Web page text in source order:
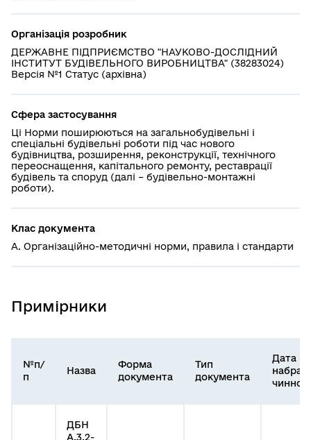
Організація розробник
ДЕРЖАВНЕ ПІДПРИЄМСТВО "НАУКОВО-ДОСЛІДНИЙ
ІНСТИТУТ БУДІВЕЛЬНОГО ВИРОБНИЦТВА" (38283024)
Версія №1 Статус (архівна)
Сфера застосування
Ці Норми поширюються на загальнобудівельні і
спеціальні будівельні роботи під час нового
будівництва, розширення, реконструкції, технічного
переоснащення, капітального ремонту, реставрації
будівель та споруд (далі – будівельно-монтажні
роботи).
Клас документа
А. Організаційно-методичні норми, правила і стандарти
Примірники
№п/
п
Назва
Форма
документа
Тип
документа
Дата
ДБН
А.3.2-